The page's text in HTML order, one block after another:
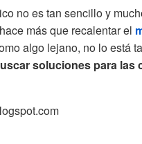
no es tan sencillo y
más que recalentar el
algo lejano, no lo está
soluciones para las